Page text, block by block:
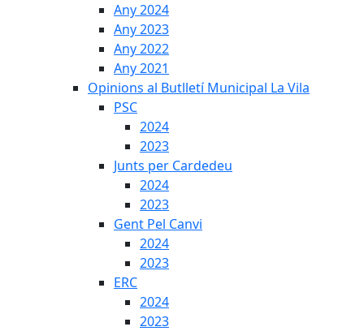
Any 2024
Any 2023
Any 2022
Any 2021
Opinions al Butlletí Municipal La Vila
PSC
2024
2023
Junts per Cardedeu
2024
2023
Gent Pel Canvi
2024
2023
ERC
2024
2023